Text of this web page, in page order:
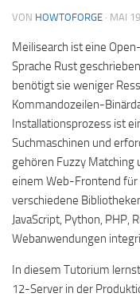
VON HOWTOFORGE · MAI
Meilisearch ist eine
Sprache Rust
benötigt sie weniger
Kommandozeilen-
Installationsprozess ist
Suchmaschinen und
gehören Fuzzy Matching
einem Web-Frontend für
verschiedene
JavaScript, Python, PHP,
Webanwendungen
In diesem Tutorium
12-Server in der